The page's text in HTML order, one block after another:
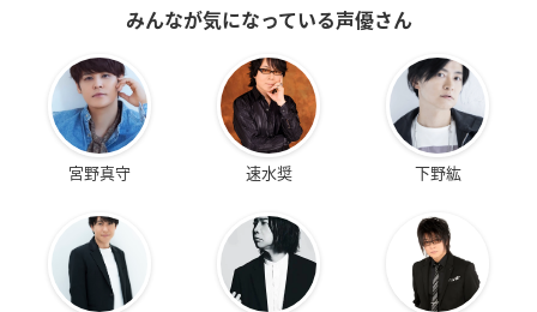
みんなが気になっている声優さん
宮野真守 速水奨 下野紘